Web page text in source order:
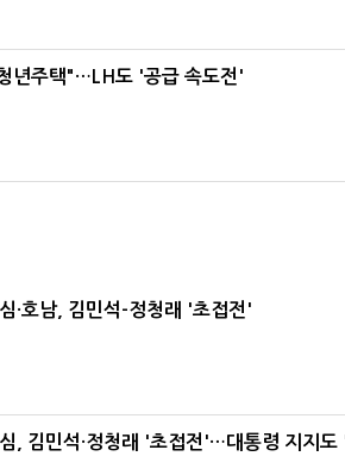
년주택"…LH도 '공급 속도전'
·호남, 김민석-정청래 '초접전'
, 김민석·정청래 '초접전'…대통령 지지